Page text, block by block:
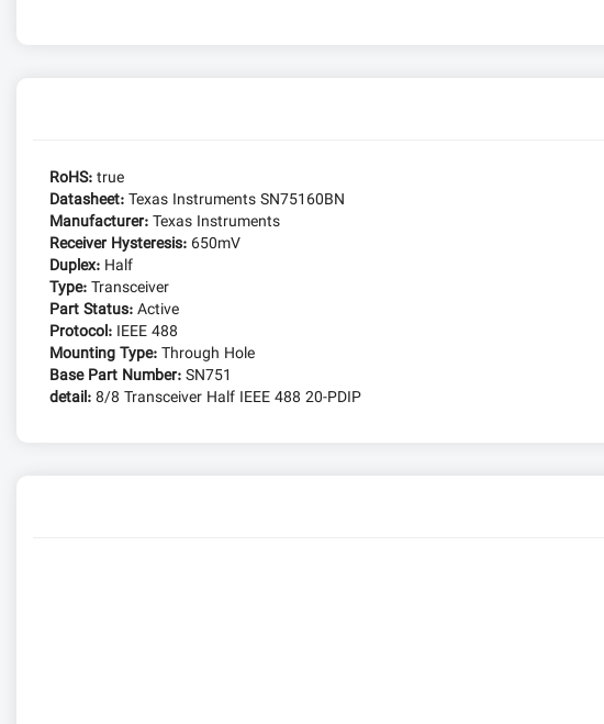
RoHS:true
Datasheet:Texas Instruments SN75160BN
Manufacturer:Texas Instruments
Receiver Hysteresis: 650mV
Duplex: Half
Type:Transceiver
Part Status:Active
Protocol: IEEE 488
Mounting Type:Through Hole
Base Part Number:SN751
detail:8/8 Transceiver Half IEEE 488 20-PDIP